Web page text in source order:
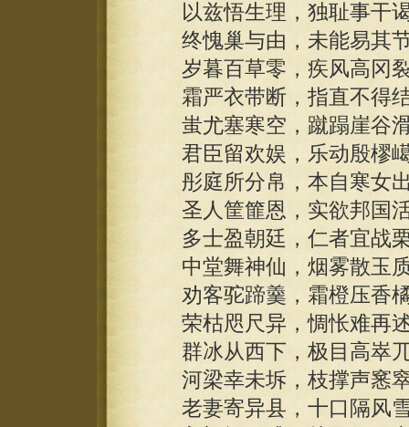
以兹悟生理，独耻事干谒
终愧巢与由，未能易其节
岁暮百草零，疾风高冈裂
霜严衣带断，指直不得结
蚩尤塞寒空，蹴蹋崖谷滑
君臣留欢娱，乐动殷樛嶱
彤庭所分帛，本自寒女出
圣人筐篚恩，实欲邦国活
多士盈朝廷，仁者宜战栗
中堂舞神仙，烟雾散玉质
劝客驼蹄羹，霜橙压香橘
荣枯咫尺异，惆怅难再述
群冰从西下，极目高崒兀
河梁幸未坼，枝撑声窸窣
老妻寄异县，十口隔风雪